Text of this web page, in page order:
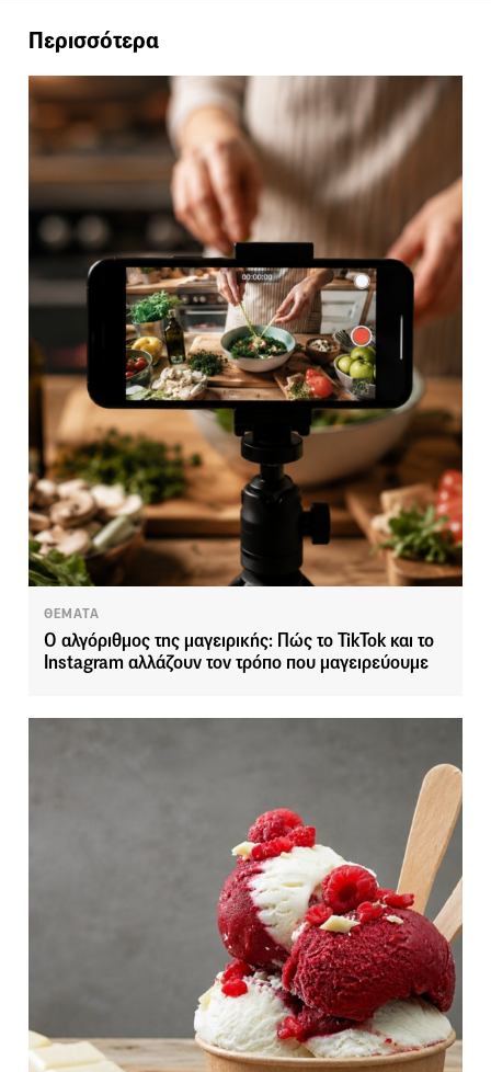
Περισσότερα
ΘΕΜΑΤΑ
Ο αλγόριθμος της μαγειρικής: Πώς το TikTok και το
Instagram αλλάζουν τον τρόπο που μαγειρεύουμε